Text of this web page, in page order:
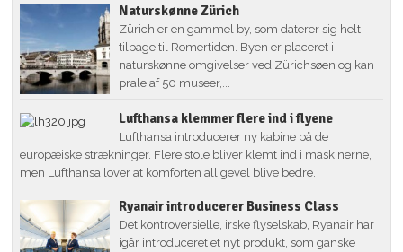
Naturskønne Zürich
Zürich er en gammel by, som daterer sig helt
tilbage til Romertiden. Byen er placeret i
naturskønne omgivelser ved Zürichsøen og kan
prale af 50 museer,...
Lufthansa klemmer flere ind i flyene
Lufthansa introducerer ny kabine på de
europæiske strækninger. Flere stole bliver klemt ind i maskinerne,
men Lufthansa lover at komforten alligevel blive bedre.
Ryanair introducerer Business Class
Det kontroversielle, irske flyselskab, Ryanair har
igår introduceret et nyt produkt, som ganske